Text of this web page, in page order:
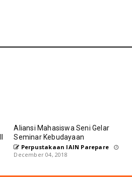
Aliansi Mahasiswa Seni Gelar
Seminar Kebudayaan
Perpustakaan IAIN Parepare
December 04, 2018